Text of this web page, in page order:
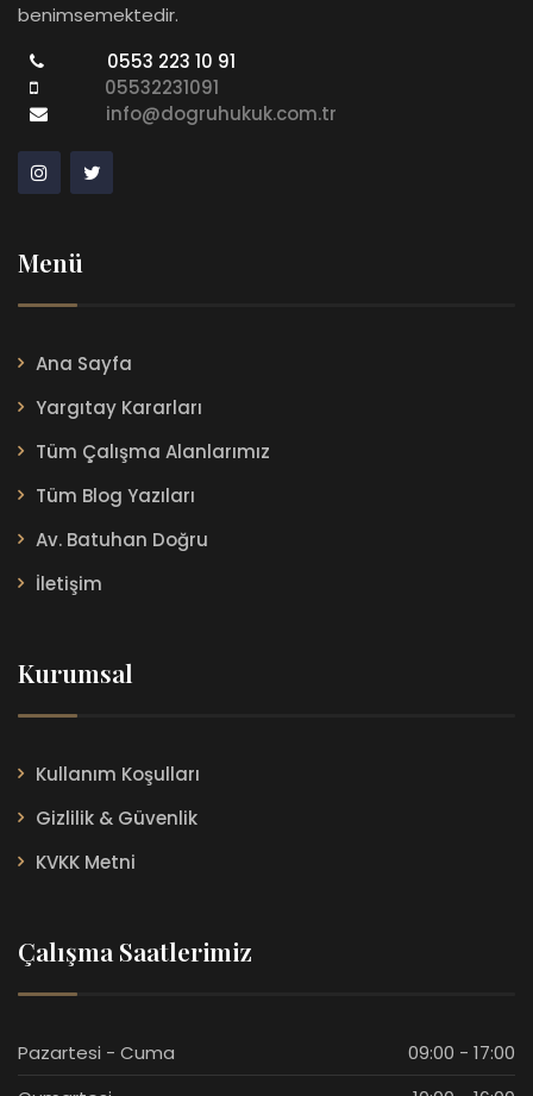
benimsemektedir.
0553 223 10 91
05532231091
info@dogruhukuk.com.tr
Menü
Ana Sayfa
Yargıtay Kararları
Tüm Çalışma Alanlarımız
Tüm Blog Yazıları
Av. Batuhan Doğru
İletişim
Kurumsal
Kullanım Koşulları
Gizlilik & Güvenlik
KVKK Metni
Çalışma Saatlerimiz
Pazartesi - Cuma
09:00 - 17:00